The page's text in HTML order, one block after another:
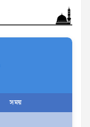
সময়